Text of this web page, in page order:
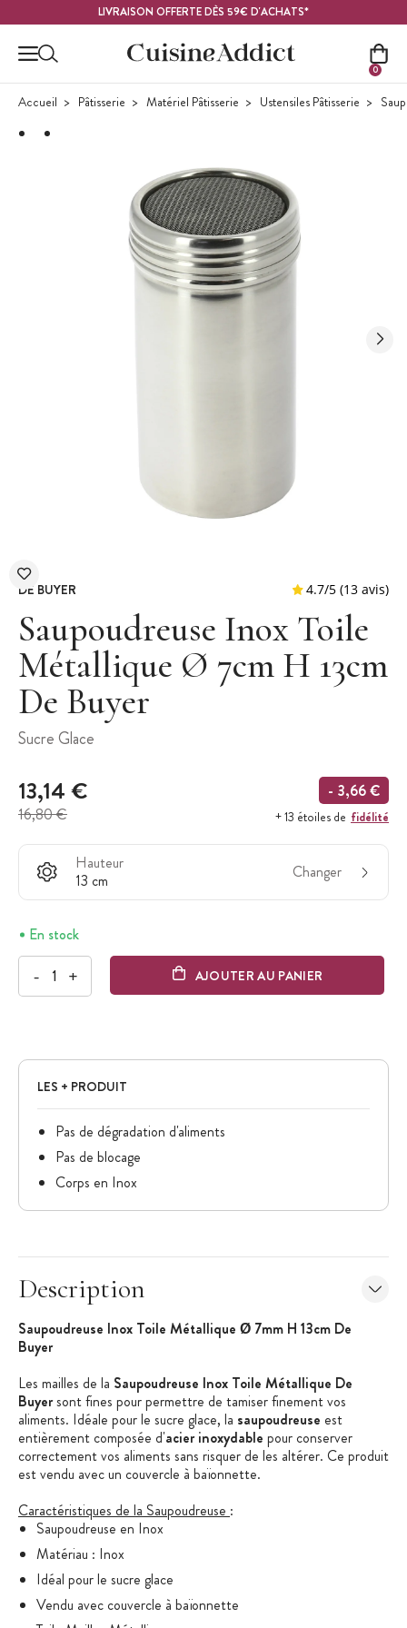
LIVRAISON OFFERTE DÈS 59€ D'ACHATS*
0
Accueil Pâtisserie Matériel Pâtisserie Ustensiles Pâtisserie
DE BUYER
Saupoudreuse Inox Toile
Métallique Ø 7cm H 13cm
De Buyer
Sucre Glace
13,14 €
16,80 €
- 3,66 €
+ 13 étoiles de fidélité
Hauteur
13 cm
Changer
En stock
- + AJOUTER AU PANIER
LES + PRODUIT
Pas de dégradation d'aliments
Pas de blocage
Corps en Inox
Description
Saupoudreuse Inox Toile Métallique Ø 7mm H 13cm De
Buyer
Les mailles de la Saupoudreuse Inox Toile Métallique De
Buyersont fines pour permettre de tamiser finement vos
aliments. Idéale pour le sucre glace, la saupoudreuse est
entièrement composée d'acier inoxydable pour conserver
correctement vos aliments sans risquer de les altérer. Ce produit
est vendu avec un couvercle à baïonnette.
Caractéristiques de la Saupoudreuse :
Saupoudreuse en Inox
Matériau : Inox
Idéal pour le sucre glace
Vendu avec couvercle à baïonnette